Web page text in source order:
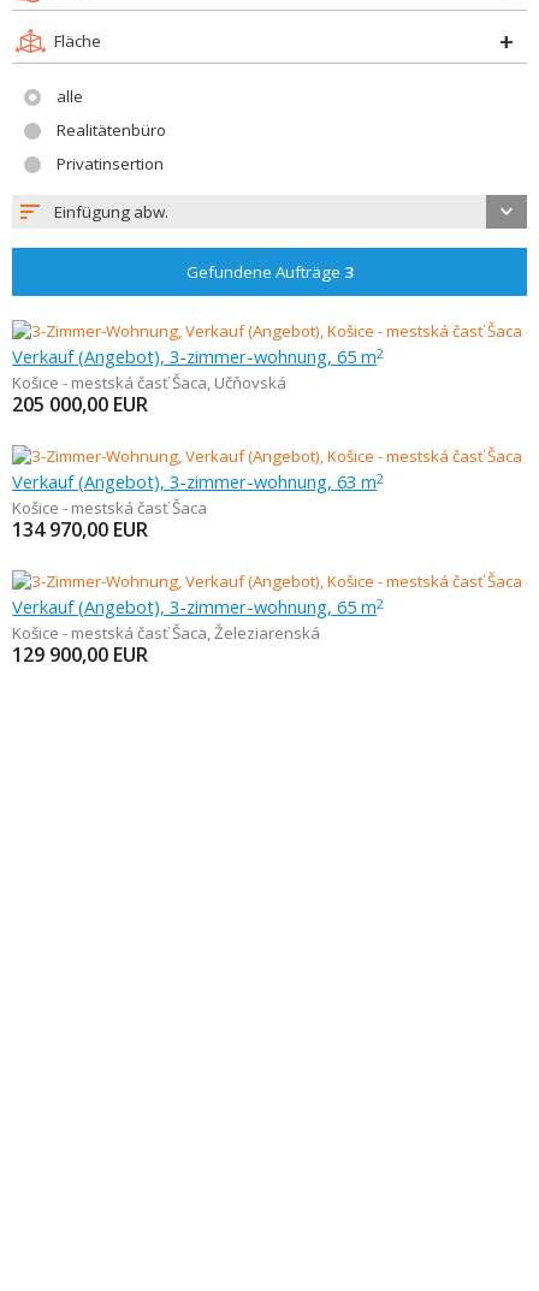
Fläche
alle
Realitätenbüro
Privatinsertion
Einfügung abw.
Gefundene Aufträge 3
Verkauf (Angebot), 3-zimmer-wohnung, 65 m2
Košice - mestská časť Šaca, Učňovská
205 000,00 EUR
Verkauf (Angebot), 3-zimmer-wohnung, 63 m2
Košice - mestská časť Šaca
134 970,00 EUR
Verkauf (Angebot), 3-zimmer-wohnung, 65 m2
Košice - mestská časť Šaca,Železiarenská
129 900,00 EUR